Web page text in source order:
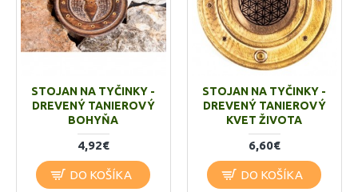
STOJAN NA TYČINKY -
DREVENÝ TANIEROVÝ
BOHYŇA
4,92€
DO KOŠÍKA
STOJAN NA TYČINKY -
DREVENÝ TANIEROVÝ
KVET ŽIVOTA
6,60€
DO KOŠÍKA